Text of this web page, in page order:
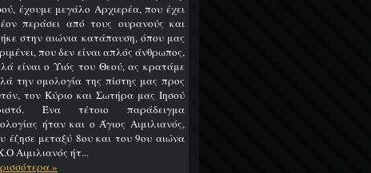
έχουμε μεγάλο Αρχιερέα, που έχει
περάσει από τους ουρανούς και
στην αιώνια κατάπαυση, όπου μας
που δεν είναι απλός άνθρωπος,
είναι ο Υιός του Θεού, ας κρατάμε
την ομολογία της πίστης μας προς
τον Κύριο και Σωτήρα μας Ιησού
Ένα τέτοιο παράδειγμα
ήταν και ο Άγιος Αιμιλιανός,
έζησε μεταξύ 8ου και του 9ου αιώνα
Αιμιλιανός ήτ...
»